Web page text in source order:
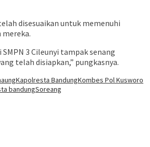
disesuaikan untuk memenuhi
3 Cileunyi tampak senang
telah disiapkan,” pungkasnya.
Kapolresta BandungKombes Pol Kusworo
bandungSoreang